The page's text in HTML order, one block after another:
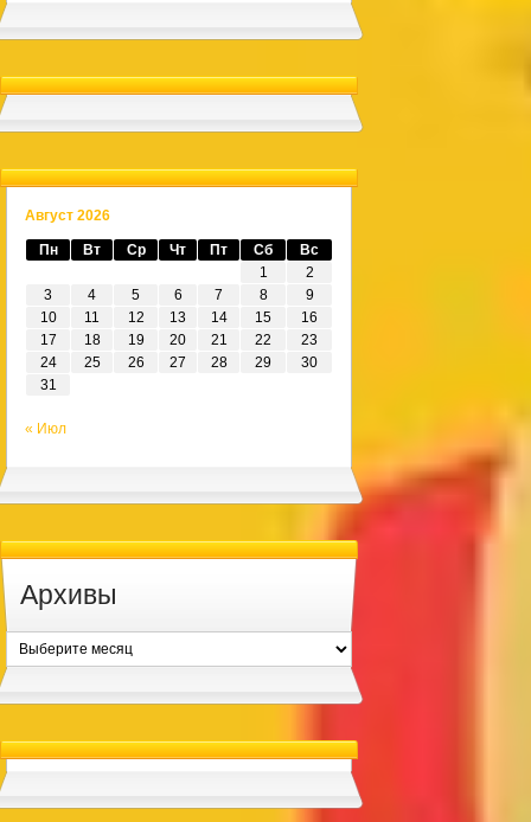
Август 2026
Пн Вт Ср Чт Пт Сб
Вс
1
2
3
4 5 6 7 8
9
10
11 12 13 14 15
16
17
18 19 20 21 22
23
24
25 26 27 28 29
30
31
« Июл
Архивы
Архивы